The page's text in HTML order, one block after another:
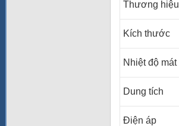
Thương hiệu
Kích thước
Nhiệt độ mát
Dung tích
Điện áp